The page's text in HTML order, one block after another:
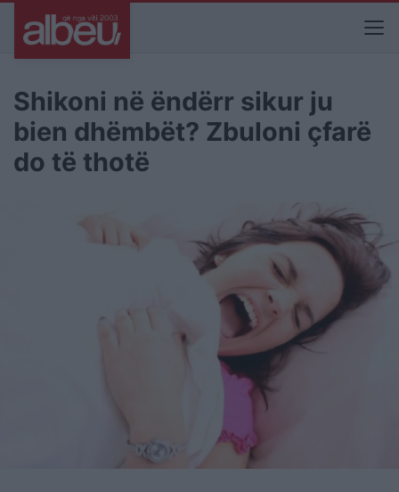
Shikoni në ëndërr sikur ju
bien dhëmbët? Zbuloni çfarë
do të thotë